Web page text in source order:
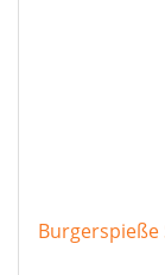
Burgerspieße